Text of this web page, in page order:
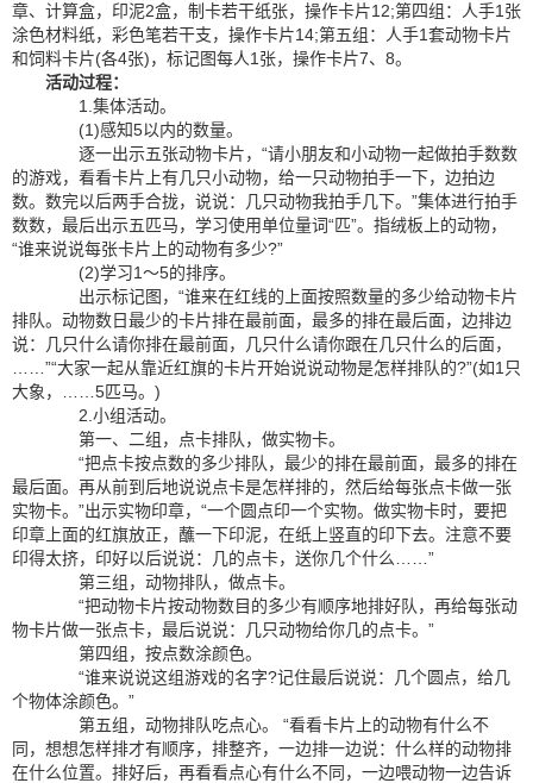
章、计算盒，印泥2盒，制卡若干纸张，操作卡片12;第四组：人手1张
涂色材料纸，彩色笔若干支，操作卡片14;第五组：人手1套动物卡片
和饲料卡片(各4张)，标记图每人1张，操作卡片7、8。
活动过程：
1.集体活动。
(1)感知5以内的数量。
逐一出示五张动物卡片，“请小朋友和小动物一起做拍手数数
的游戏，看看卡片上有几只小动物，给一只动物拍手一下，边拍边
数。数完以后两手合拢，说说：几只动物我拍手几下。”集体进行拍手
数数，最后出示五匹马，学习使用单位量词“匹”。指绒板上的动物，
“谁来说说每张卡片上的动物有多少?”
(2)学习1～5的排序。
出示标记图，“谁来在红线的上面按照数量的多少给动物卡片
排队。动物数日最少的卡片排在最前面，最多的排在最后面，边排边
说：几只什么请你排在最前面，几只什么请你跟在几只什么的后面，
……”“大家一起从靠近红旗的卡片开始说说动物是怎样排队的?”(如1只
大象，……5匹马。)
2.小组活动。
第一、二组，点卡排队，做实物卡。
“把点卡按点数的多少排队，最少的排在最前面，最多的排在
最后面。再从前到后地说说点卡是怎样排的，然后给每张点卡做一张
实物卡。”出示实物印章，“一个圆点印一个实物。做实物卡时，要把
印章上面的红旗放正，蘸一下印泥，在纸上竖直的印下去。注意不要
印得太挤，印好以后说说：几的点卡，送你几个什么……”
第三组，动物排队，做点卡。
“把动物卡片按动物数目的多少有顺序地排好队，再给每张动
物卡片做一张点卡，最后说说：几只动物给你几的点卡。”
第四组，按点数涂颜色。
“谁来说说这组游戏的名字?记住最后说说：几个圆点，给几
个物体涂颜色。”
第五组，动物排队吃点心。 “看看卡片上的动物有什么不
同，想想怎样排才有顺序，排整齐，一边排一边说：什么样的动物排
在什么位置。排好后，再看看点心有什么不同，一边喂动物一边告诉